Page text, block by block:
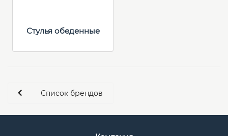
Стулья обеденные
Список брендов